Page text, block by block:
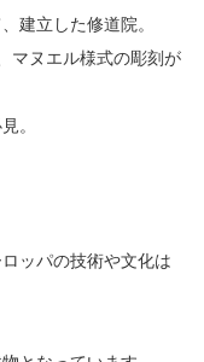
建立した修道院。
マヌエル様式の彫刻が
。
ッパの技術や文化は